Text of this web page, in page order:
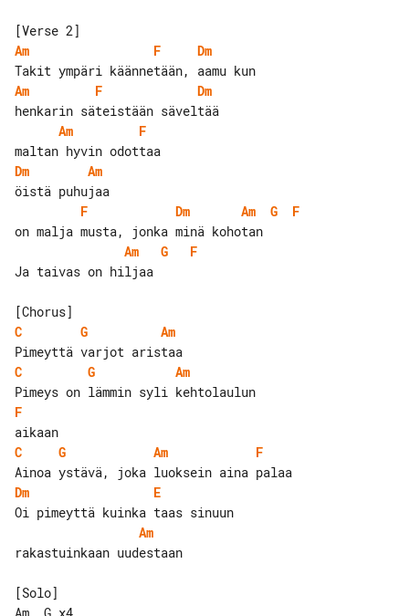
Am
F
Dm
Am
F
Dm
Am
F
Dm
Am
F
Dm Am G
F
Am
G
F
Ja taivas on hiljaa
C
G
Am
C
G
Am
F
C
G Am
F
Dm
E
Am
rakastuinkaan uudestaan
[Solo]